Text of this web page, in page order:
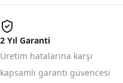
2 Yıl Garanti
Üretim hatalarına karşı
kapsamlı garanti güvencesi